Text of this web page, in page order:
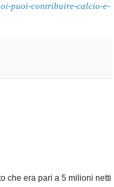
puoi-contribuire-calcio-e-
che era pari a 5 milioni netti